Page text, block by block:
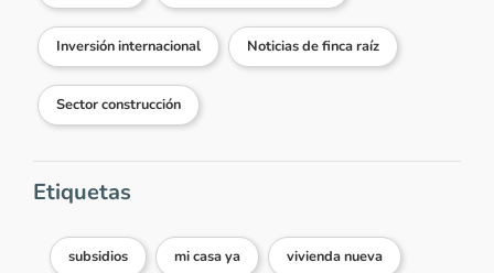
Inversión internacional Noticias de finca raíz
Sector construcción
Etiquetas
subsidios mi casa ya vivienda nueva